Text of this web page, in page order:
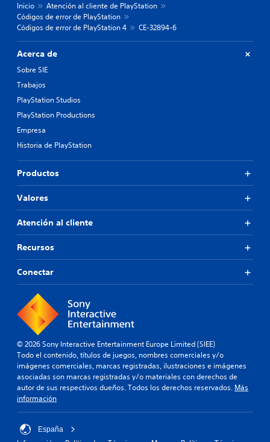
Inicio
Atención al cliente de PlayStation
Códigos de error de PlayStation
Códigos de error de PlayStation 4
CE-32894-6
Acerca de
Sobre SIE
Trabajos
PlayStation Studios
PlayStation Productions
Empresa
Historia de PlayStation
Productos
Valores
Atención al cliente
Recursos
Conectar
© 2026 Sony Interactive Entertainment Europe Limited (SIEE)
Todo el contenido, títulos de juegos, nombres comerciales y/o
imágenes comerciales, marcas registradas, ilustraciones e imágenes
asociadas son marcas registradas y/o materiales con derechos de
autor de sus respectivos dueños. Todos los derechos reservados. Más
información
España